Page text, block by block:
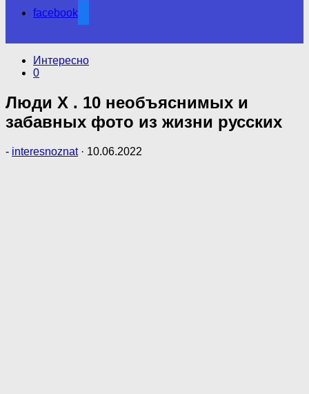
facebook
Интересно
0
Люди Х . 10 необъяснимых и
забавных фото из жизни русских
- interesnoznat · 10.06.2022